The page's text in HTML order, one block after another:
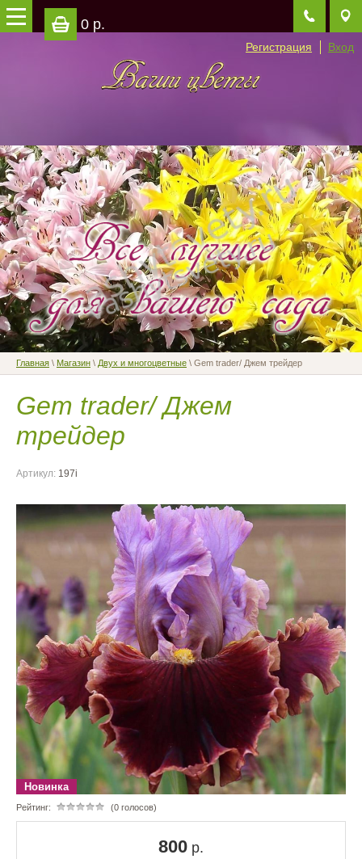
0 р.
Регистрация Вход
Главная \ Магазин \ Двух и многоцветные \ Gem trader/ Джем трейдер
Gem trader/ Джем
трейдер
Артикул: 197i
Новинка
Рейтинг: (0 голосов)
800 р.